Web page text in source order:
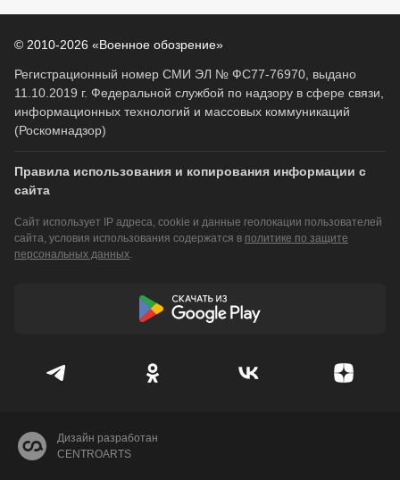
© 2010-2026 «Военное обозрение»
Регистрационный номер СМИ ЭЛ № ФС77-76970, выдано
11.10.2019 г. Федеральной службой по надзору в сфере связи,
информационных технологий и массовых коммуникаций
(Роскомнадзор)
Правила использования и копирования информации с
сайта
Сайт использует IP адреса, cookie и данные геолокации пользователей
сайта, условия использования содержатся в политике по защите
персональных данных.
Дизайн разработан
CENTROARTS